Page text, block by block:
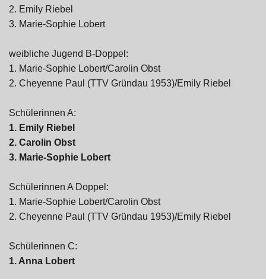
2. Emily Riebel
3. Marie-Sophie Lobert
weibliche Jugend B-Doppel:
1. Marie-Sophie Lobert/Carolin Obst
2. Cheyenne Paul (TTV Gründau 1953)/Emily Riebel
Schülerinnen A:
1. Emily Riebel
2. Carolin Obst
3. Marie-Sophie Lobert
Schülerinnen A Doppel:
1. Marie-Sophie Lobert/Carolin Obst
2. Cheyenne Paul (TTV Gründau 1953)/Emily Riebel
Schülerinnen C:
1. Anna Lobert